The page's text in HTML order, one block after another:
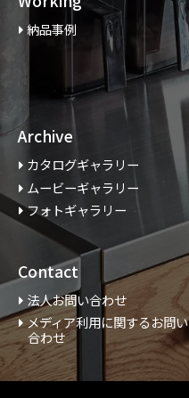
納品事例
Archive
カタログギャラリー
ムービーギャラリー
フォトギャラリー
Contact
法人お問い合わせ
メディア利用に関するお問い
合わせ